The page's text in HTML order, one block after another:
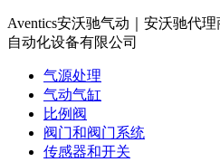
Aventics安沃驰气动｜安沃驰代
自动化设备有限公司
气源处理
气动气缸
比例阀
阀门和阀门系统
传感器和开关